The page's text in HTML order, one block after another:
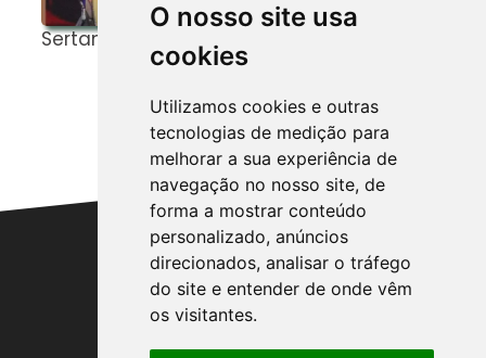
O nosso site usa
cookies
Utilizamos cookies e outras
tecnologias de medição para
melhorar a sua experiência de
navegação no nosso site, de
forma a mostrar conteúdo
personalizado, anúncios
direcionados, analisar o tráfego
do site e entender de onde vêm
os visitantes.
Sertanejos de Verdade!
Entre em Contato: